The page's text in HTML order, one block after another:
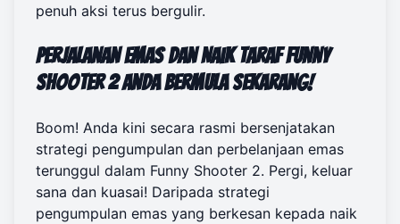
penuh aksi terus bergulir.
Perjalanan Emas dan Naik Taraf Funny
Shooter 2 Anda Bermula Sekarang!
Boom! Anda kini secara rasmi bersenjatakan
strategi pengumpulan dan perbelanjaan emas
terunggul dalam Funny Shooter 2. Pergi, keluar
sana dan kuasai! Daripada strategi
pengumpulan emas yang berkesan kepada naik